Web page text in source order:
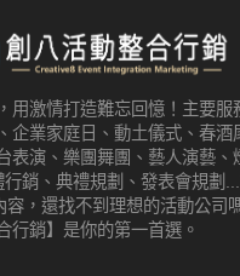
用激情打造難忘回憶！主要服
企業家庭日、動土儀式、春酒
表演、樂團舞團、藝人演藝、
銷、典禮規劃、發表會規劃
容，還找不到理想的活動公司
行銷】是你的第一首選。